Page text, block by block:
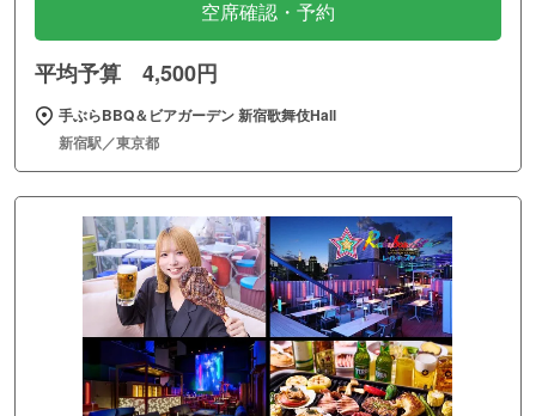
空席確認・予約
平均予算 4,500円
手ぶらBBQ＆ビアガーデン 新宿歌舞伎Hall
新宿駅／東京都